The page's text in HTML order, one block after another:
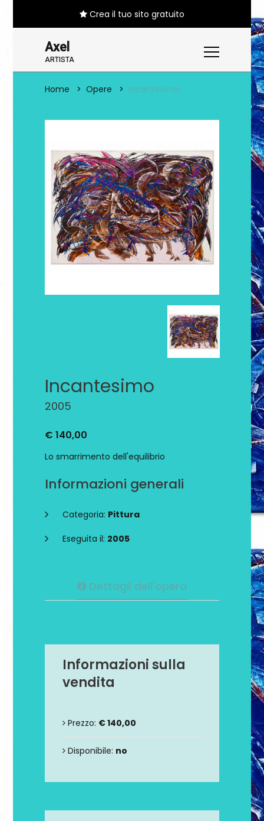
Crea il tuo sito gratuito
Axel
ARTISTA
Home Opere Incantesimo
Incantesimo
2005
€ 140,00
Lo smarrimento dell'equilibrio
Informazioni generali
Categoria: Pittura
Eseguita il: 2005
Dettagli dell'opera
Informazioni sulla
vendita
Prezzo: € 140,00
Disponibile: no